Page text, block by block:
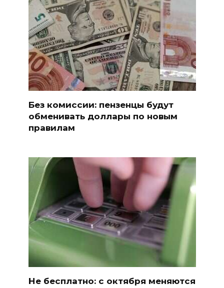
Без комиссии: пензенцы будут
обменивать доллары по новым
правилам
Не бесплатно: с октября меняются